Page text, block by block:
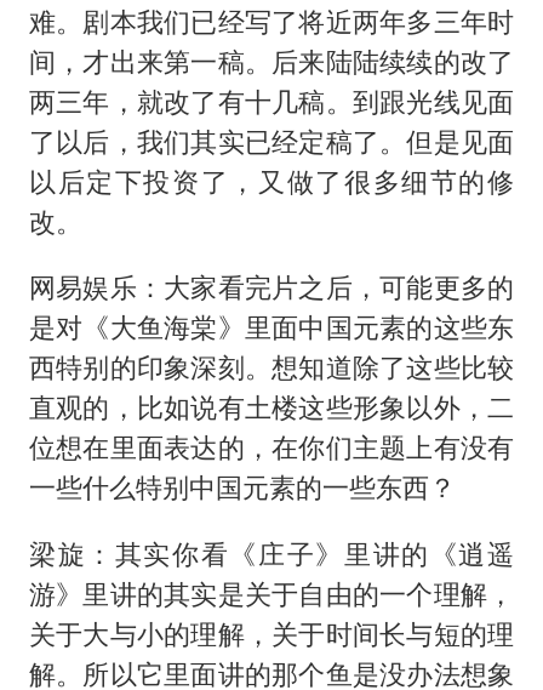
难。剧本我们已经写了将近两年多三年时
间，才出来第一稿。后来陆陆续续的改了
两三年，就改了有十几稿。到跟光线见面
了以后，我们其实已经定稿了。但是见面
以后定下投资了，又做了很多细节的修
改。
网易娱乐：大家看完片之后，可能更多的
是对《大鱼海棠》里面中国元素的这些东
西特别的印象深刻。想知道除了这些比较
直观的，比如说有土楼这些形象以外，二
位想在里面表达的，在你们主题上有没有
一些什么特别中国元素的一些东西？
梁旋：其实你看《庄子》里讲的《逍遥
游》里讲的其实是关于自由的一个理解，
关于大与小的理解，关于时间长与短的理
解。所以它里面讲的那个鱼是没办法想象